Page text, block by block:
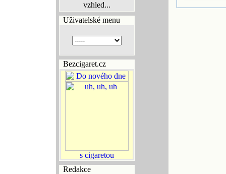
vzhled...
Uživatelské menu
Bezcigaret.cz
Redakce